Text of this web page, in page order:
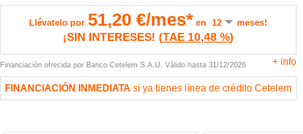
Llévatelo por 51,20 €/mes* en meses!
¡SIN INTERESES! (TAE 10,48 %)
Financiación ofrecida por Banco Cetelem S.A.U. Válido hasta 31/12/2026 + info
FINANCIACIÓN INMEDIATA si ya tienes línea de crédito Cetelem